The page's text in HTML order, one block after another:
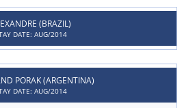
(BRAZIL)
DATE: AUG/2014
PORAK (ARGENTINA)
DATE: AUG/2014